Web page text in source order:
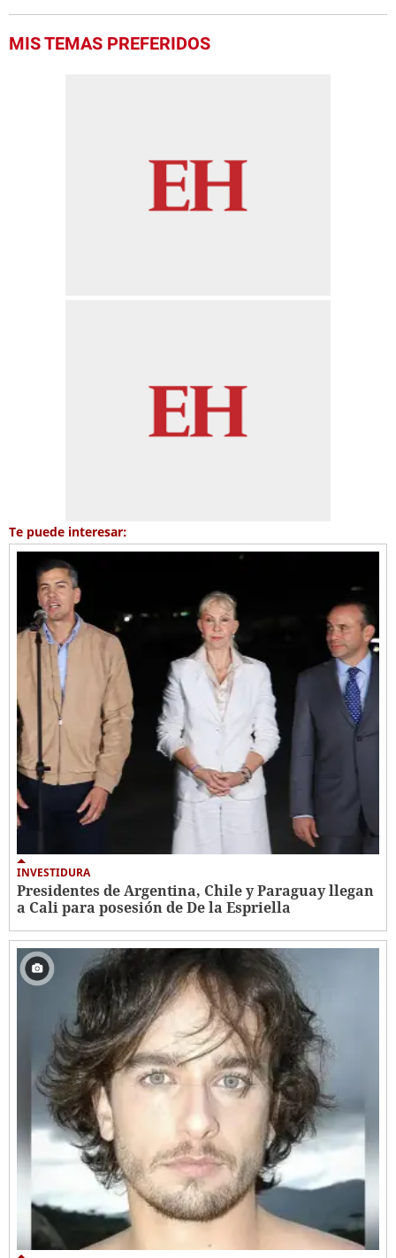
MIS TEMAS PREFERIDOS
Te puede interesar:
INVESTIDURA
Presidentes de Argentina, Chile y Paraguay llegan
a Cali para posesión de De la Espriella